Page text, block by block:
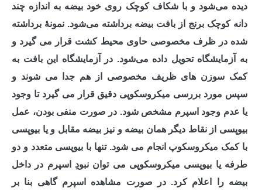
دیده می‌شود و با شکاف کوچک روی خود بیضه به اندازه چند
دانه کوچک برنج از بافت بیضه برداشته می‌شود. نمونۀ برداشته
‌شده در ظرف مخصوصی حاوی محیط کشت قرار می گیرد و
به آزمایشگاه تحویل داده می‌شود. در آزمایشگاه این بافت به
کمک سوزن های ظریف مخصوصی از هم جدا‌ می شوند و
سپس مورد بررسی میکروسکوپی دقیق قرار می گیرد تا وجود
یا عدم وجود اسپرم مشخص شود. در صورت منفی بودن، عمل
بیوپسی از نقاط دیگر همان بیضه و نیز بیضه مقابل و یا بیوپسی
با کمک میکروسکوپ انجام می شود. تنها با بیوپسی متعدد و دو
طرفه یا بیوپسی میکروسکوپی می ‌توان نبودِ اسپرم در داخل
بیضه را اعلام کرد. در صورت مشاهده اسپرم گاهی بنا بر